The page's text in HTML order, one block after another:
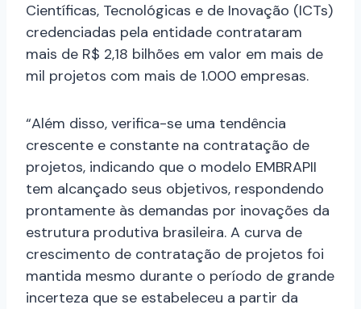
Científicas, Tecnológicas e de Inovação (ICTs)
credenciadas pela entidade contrataram
mais de R$ 2,18 bilhões em valor em mais de
mil projetos com mais de 1.000 empresas.
“Além disso, verifica-se uma tendência
crescente e constante na contratação de
projetos, indicando que o modelo EMBRAPII
tem alcançado seus objetivos, respondendo
prontamente às demandas por inovações da
estrutura produtiva brasileira. A curva de
crescimento de contratação de projetos foi
mantida mesmo durante o período de grande
incerteza que se estabeleceu a partir da